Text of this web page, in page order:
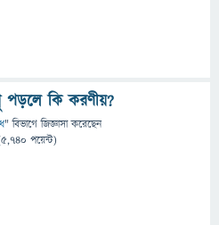
পড়লে কি করণীয়?
" বিভাগে জিজ্ঞাসাকরেছেন
5,740 পয়েন্ট)